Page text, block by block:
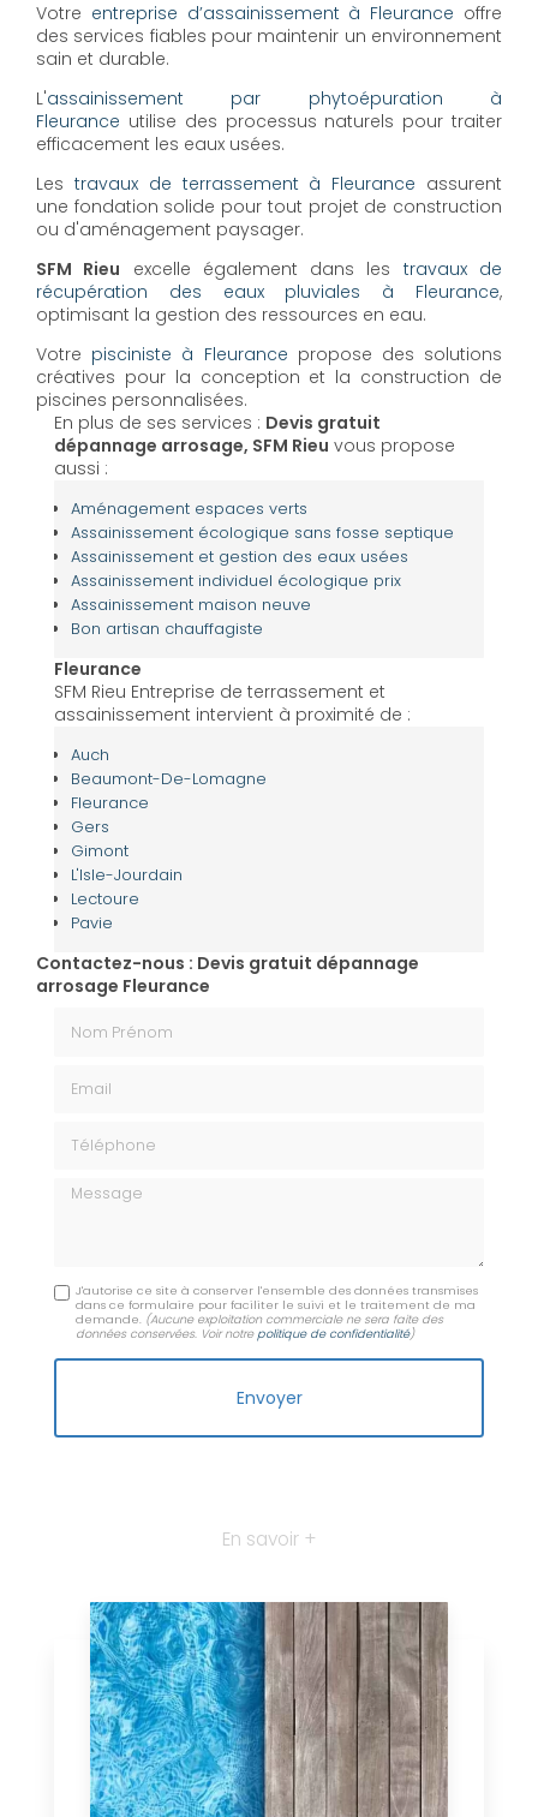
Votre entreprise d’assainissement à Fleurance offre
des services fiables pour maintenir un environnement
sain et durable.
L'assainissement par phytoépuration à
Fleurance utilise des processus naturels pour traiter
efficacement les eaux usées.
Les travaux de terrassement à Fleurance assurent
une fondation solide pour tout projet de construction
ou d'aménagement paysager.
SFM Rieu excelle également dans les travaux de
récupération des eaux pluviales à Fleurance,
optimisant la gestion des ressources en eau.
Votre pisciniste à Fleurance propose des solutions
créatives pour la conception et la construction de
piscines personnalisées.
En plus de ses services : Devis gratuit
dépannage arrosage, SFM Rieu vous propose
aussi :
Aménagement espaces verts
Assainissement écologique sans fosse septique
Assainissement et gestion des eaux usées
Assainissement individuel écologique prix
Assainissement maison neuve
Bon artisan chauffagiste
Fleurance
SFM Rieu Entreprise de terrassement et
assainissement intervient à proximité de :
Auch
Beaumont-De-Lomagne
Fleurance
Gers
Gimont
L'Isle-Jourdain
Lectoure
Pavie
Contactez-nous : Devis gratuit dépannage
arrosage Fleurance
Message
J'autorise ce site à conserver l'ensemble des données transmises
dans ce formulaire pour faciliter le suivi et le traitement de ma
demande. (Aucune exploitation commerciale ne sera faite des
données conservées. Voir notrepolitique de confidentialité)
En savoir +